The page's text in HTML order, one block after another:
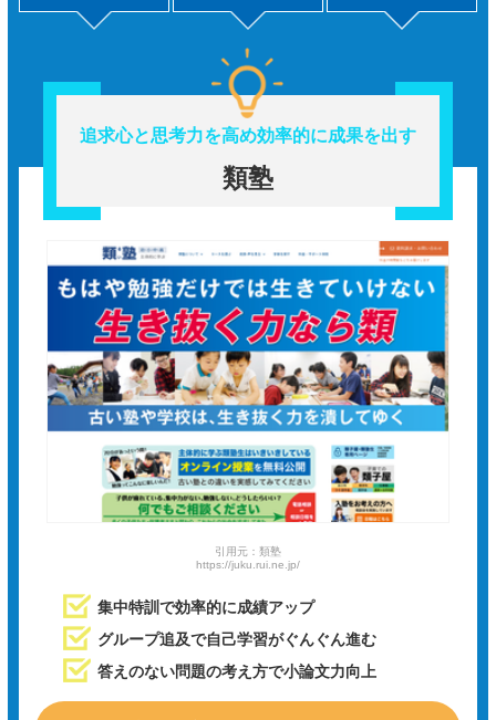
追求心と思考力を高め効率的に成果を出す
類塾
引用元：類塾
https://juku.rui.ne.jp/
集中特訓で効率的に成績アップ
グループ追及で自己学習がぐんぐん進む
答えのない問題の考え方で小論文力向上